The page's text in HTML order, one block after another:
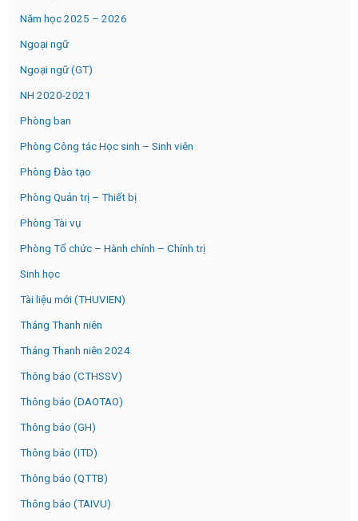
Năm học 2025 – 2026
Ngoại ngữ
Ngoại ngữ (GT)
NH 2020-2021
Phòng ban
Phòng Công tác Học sinh – Sinh viên
Phòng Đào tạo
Phòng Quản trị – Thiết bị
Phòng Tài vụ
Phòng Tổ chức – Hành chính – Chính trị
Sinh học
Tài liệu mới (THUVIEN)
Tháng Thanh niên
Tháng Thanh niên 2024
Thông báo (CTHSSV)
Thông báo (DAOTAO)
Thông báo (GH)
Thông báo (ITD)
Thông báo (QTTB)
Thông báo (TAIVU)